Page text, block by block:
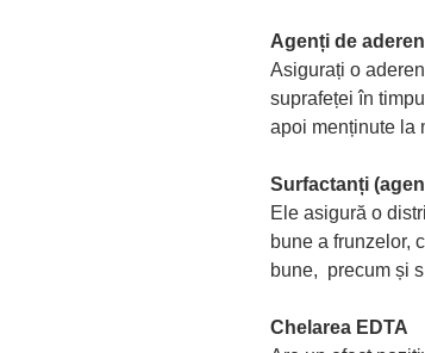
Agenți de
Asigurați o
suprafeței în
apoi menținute la
Surfactanți
Ele asigură o
bune a frunzelor,
bune, precum și
Chelarea EDTA